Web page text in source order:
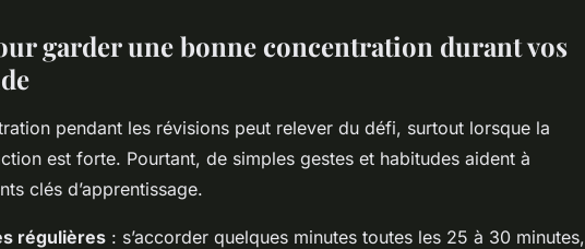
garder une bonne concentration durant vos
pendant les révisions peut relever du défi, surtout lorsque la
est forte. Pourtant, de simples gestes et habitudes aident à
clés d’apprentissage.
régulières : s’accorder quelques minutes toutes les 25 à 30 minutes,